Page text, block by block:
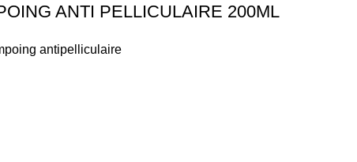
ANTI PELLICULAIRE 200ML
antipelliculaire